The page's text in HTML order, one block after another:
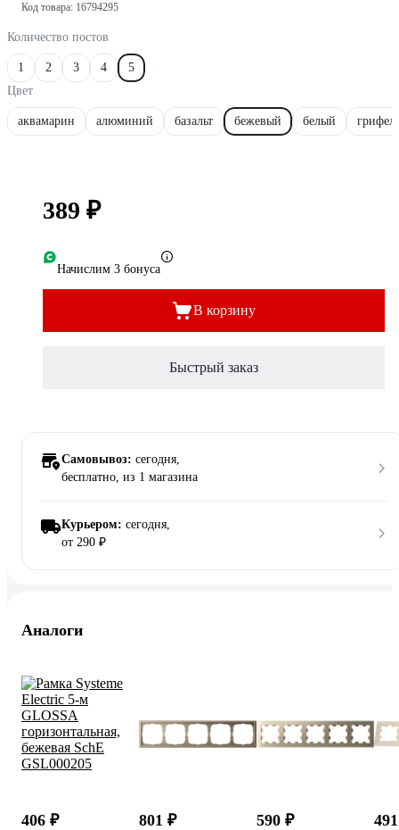
Код товара: 16794295
Количество постов
1 2 3 4
5
Цвет
аквамарин алюминий базальт бежевый белый
389 ₽
Начислим 3 бонуса
В корзину
Быстрый заказ
Самовывоз: сегодня,
бесплатно, из 1 магазина
Курьером: сегодня,
от 290 ₽
Аналоги
406 ₽ 801 ₽ 590 ₽